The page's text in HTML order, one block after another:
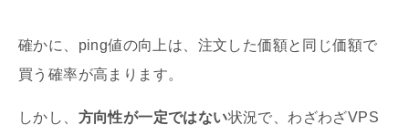
確かに、ping値の向上は、注文した価額と同じ価額で
買う確率が高まります。
しかし、 方向性が一定ではない状況で、わざわざVPS